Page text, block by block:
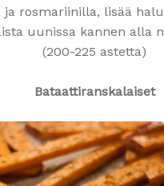
rosmariinilla, lisää
uunissa kannen alla
(200-225 astetta)
Bataattiranskalaiset